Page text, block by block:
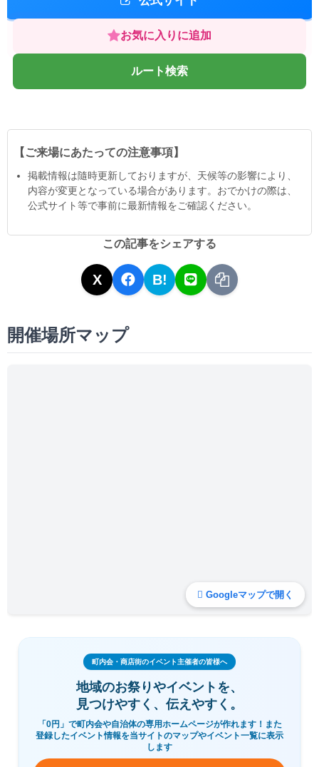
お気に入りに追加
ルート検索
【ご来場にあたっての注意事項】
掲載情報は隨時更新しておりますが、天候等の影響により、
内容が変更となっている場合があります。おでかけの際は、
公式サイト等で事前に最新情報をご確認ください。
この記事をシェアする
X B!
開催場所マップ
Googleマップで開く
町内会・商店街のイベント主催者の皆様へ
地域のお祭りやイベントを、
見つけやすく、伝えやすく。
「0円」で町内会や自治体の専用ホームページが作れます！また
登録したイベント情報を当サイトのマップやイベント一覧に表示
します